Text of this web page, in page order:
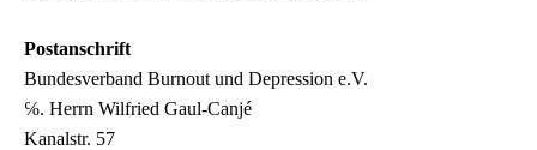
Postanschrift
Bundesverband Burnout und Depression e.V.
℅. Herrn Wilfried Gaul-Canjé
Kanalstr. 57